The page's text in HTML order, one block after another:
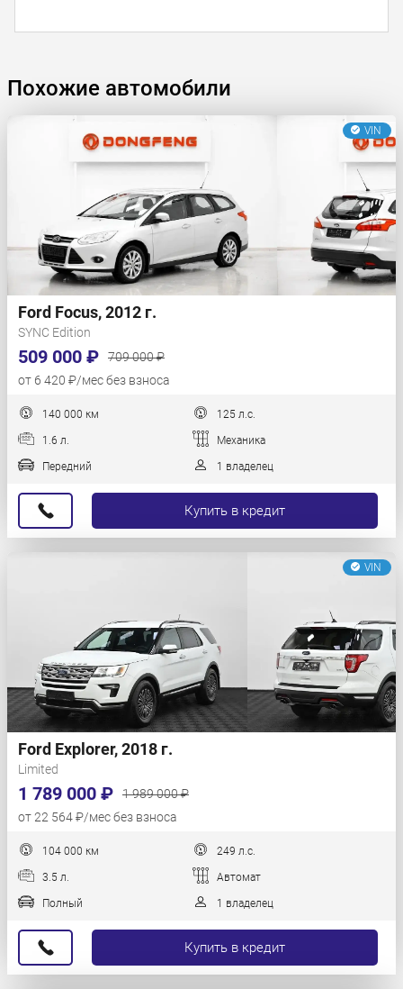
Похожие автомобили
VIN
Ford Focus, 2012 г.
SYNC Edition
509 000 ₽
709 000 ₽
от 6 420 ₽/мес без взноса
140 000 км 125 л.с.
1.6 л. Механика
Передний 1 владелец
Купить в кредит
VIN
Ford Explorer, 2018 г.
Limited
1 789 000 ₽
1 989 000 ₽
от 22 564 ₽/мес без взноса
104 000 км 249 л.с.
3.5 л. Автомат
Полный 1 владелец
Купить в кредит